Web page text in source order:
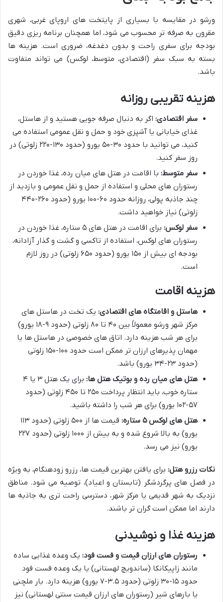
ورشو در مقایسه با بسیاری از پایتخت های اروپای غربی، شهری
مقرون به صرفه تر محسوب می شود، اما همچنان برنامه ریزی دقیق
بودجه برای سفری راحت و بدون دغدغه، ضروری است. هزینه ها
بسته به سبک سفر (اقتصادی، متوسط، لوکس) می تواند متفاوت
باشد.
هزینه تقریبی روزانه
سفر اقتصادی: اگر به دنبال صرفه جویی هستید و از هاستل،
غذای خیابانی یا آشپزی خود و حمل و نقل عمومی استفاده می
کنید، می توانید با حدود ۳۰-۵۰ یورو (حدود ۱۳۰-۲۲۰ زلوتی) در
روز سفر کنید.
سفر متوسط: با اقامت در هتل های میان رده، غذا خوردن در
رستوران های محلی و استفاده از حمل و نقل عمومی و بازدید از
چند جاذبه پولی، روزانه حدود ۶۰-۱۰۰ یورو (حدود ۲۶۰-۴۴۰
زلوتی) نیاز خواهید داشت.
سفر لوکس:
برای اقامت در هتل های ۵ ستاره، غذا خوردن در
رستوران های لوکس، استفاده از تاکسی و گشت و گذار آزادانه،
بودجه ای بیش از ۱۵۰ یورو (حدود ۶۵۰ زلوتی) در روز لازم
است.
هزینه اقامت
هاستل و اقامتگاه های اقتصادی: یک تخت در هاستل های
مرکز شهر ورشو معمولاً بین ۴۰ تا ۸۰ زلوتی (حدود ۹-۱۸ یورو)
برای هر شب هزینه دارد. اتاق های خصوصی در هاستل ها یا
مهمان پذیرهای ارزان تر ممکن است حدود ۱۰۰-۱۵۰ زلوتی
(حدود ۲۳-۳۴ یورو) باشد.
هتل های میان رده و بوتیک هتل ها:
برای یک هتل ۳ یا ۴
ستاره خوب، باید انتظار پرداخت ۲۵۰ تا ۴۵۰ زلوتی (حدود
۵۷-۱۰۲ یورو) برای هر شب را داشته باشید.
هتل های لوکس ۵ ستاره:
قیمت ها از ۵۰۰ زلوتی (حدود ۱۱۳
یورو) به بالا شروع شده و به بیش از ۱۰۰۰ زلوتی (حدود ۲۲۷
یورو) نیز می رسد.
نکات رزرو هتل: برای یافتن بهترین قیمت ها، رزرو زودهنگام، به ویژه
در فصل های پرگردشگر (تابستان و اعیاد)، توصیه می شود. مناطق
نزدیک به شهر قدیمی یا مرکز شهر، دسترسی راحت تری به جاذبه ها
دارند اما ممکن است گران تر باشند.
هزینه غذا و نوشیدنی
رستوران های ارزان قیمت و فست فود: یک وعده غذایی ساده
مانند زاپیکانکا (ساندویچ لهستانی) یا یک وعده فست فود
حدود ۱۵-۳۰ زلوتی (حدود ۳.۵-۷ یورو) هزینه دارد. بار ملچنی
یا بارهای شیر (رستوران های ارزان قیمت سنتی لهستانی) نیز